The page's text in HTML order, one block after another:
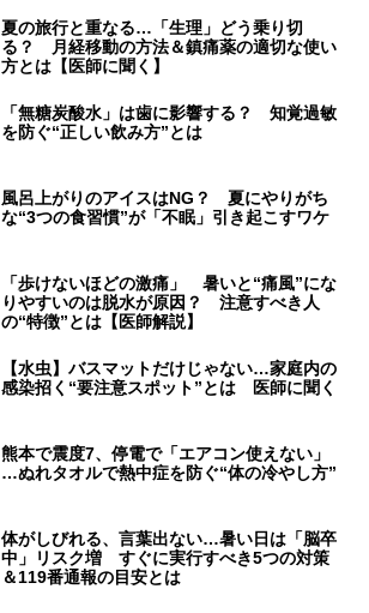
夏の旅行と重なる…「生理」どう乗り切
る？ 月経移動の方法＆鎮痛薬の適切な使い
方とは【医師に聞く】
「無糖炭酸水」は歯に影響する？ 知覚過敏
を防ぐ“正しい飲み方”とは
風呂上がりのアイスはNG？ 夏にやりがち
な“3つの食習慣”が「不眠」引き起こすワケ
「歩けないほどの激痛」 暑いと“痛風”にな
りやすいのは脱水が原因？ 注意すべき人
の“特徴”とは【医師解説】
【水虫】バスマットだけじゃない…家庭内の
感染招く“要注意スポット”とは 医師に聞く
熊本で震度7、停電で「エアコン使えない」
…ぬれタオルで熱中症を防ぐ“体の冷やし方”
体がしびれる、言葉出ない…暑い日は「脳卒
中」リスク増 すぐに実行すべき5つの対策
＆119番通報の目安とは